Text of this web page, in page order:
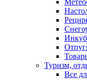
Туризм,
Все